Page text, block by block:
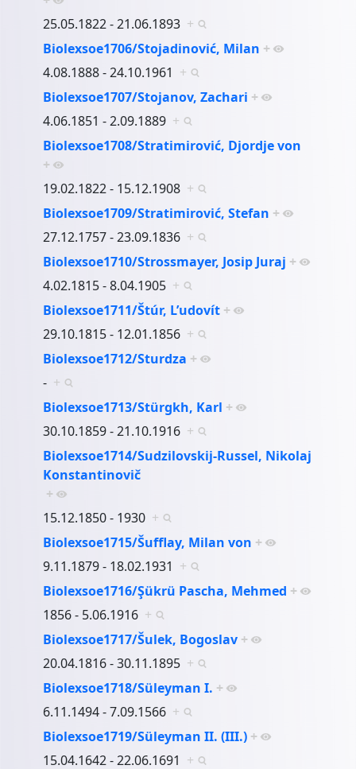
25.05.1822 - 21.06.1893 +
Biolexsoe1706/Stojadinović, Milan +
4.08.1888 - 24.10.1961 +
Biolexsoe1707/Stojanov, Zachari +
4.06.1851 - 2.09.1889 +
Biolexsoe1708/Stratimirović, Djordje von
+
19.02.1822 - 15.12.1908 +
Biolexsoe1709/Stratimirović, Stefan +
27.12.1757 - 23.09.1836 +
Biolexsoe1710/Strossmayer, Josip Juraj +
4.02.1815 - 8.04.1905 +
Biolexsoe1711/Štúr, L’udovít +
29.10.1815 - 12.01.1856 +
Biolexsoe1712/Sturdza +
- +
Biolexsoe1713/Stürgkh, Karl +
30.10.1859 - 21.10.1916 +
Biolexsoe1714/Sudzilovskij-Russel, Nikolaj
Konstantinovič
+
15.12.1850 - 1930 +
Biolexsoe1715/Šufflay, Milan von +
9.11.1879 - 18.02.1931 +
Biolexsoe1716/Şükrü Pascha, Mehmed +
1856 - 5.06.1916 +
Biolexsoe1717/Šulek, Bogoslav +
20.04.1816 - 30.11.1895 +
Biolexsoe1718/Süleyman I. +
6.11.1494 - 7.09.1566 +
Biolexsoe1719/Süleyman II. (III.) +
15.04.1642 - 22.06.1691 +